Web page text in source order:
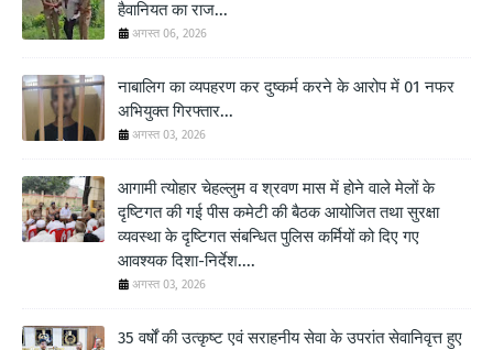
हैवानियत का राज...
अगस्त 06, 2026
नाबालिग का व्यपहरण कर दुष्कर्म करने के आरोप में 01 नफर
अभियुक्त गिरफ्तार...
अगस्त 03, 2026
आगामी त्योहार चेहल्लुम व श्रवण मास में होने वाले मेलों के
दृष्टिगत की गई पीस कमेटी की बैठक आयोजित तथा सुरक्षा
व्यवस्था के दृष्टिगत संबन्धित पुलिस कर्मियों को दिए गए
आवश्यक दिशा-निर्देश....
अगस्त 03, 2026
35 वर्षों की उत्कृष्ट एवं सराहनीय सेवा के उपरांत सेवानिवृत्त हुए